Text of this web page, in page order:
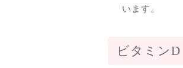
います。
ビタミンD